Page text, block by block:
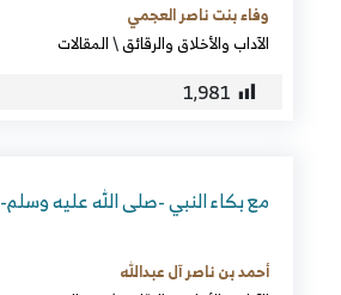
وفاء بنت ناصر العجمي
الآداب والأخلاق والرقائق\المقالات
1٬981
مع بكاء النبي -صلى الله عليه وسلم-
أحمد بن ناصر آل عبدالله